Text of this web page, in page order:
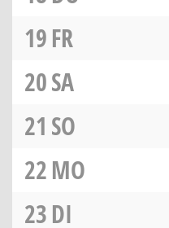
19FR
20SA
21 SO
22MO
23DI